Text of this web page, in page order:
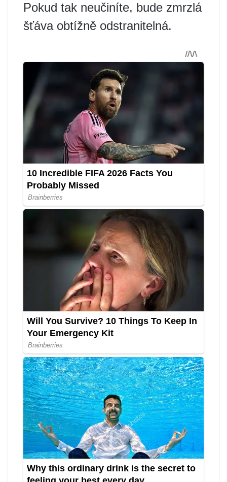
Pokud tak neučiníte, bude zmrzlá
šťáva obtížně odstranitelná.